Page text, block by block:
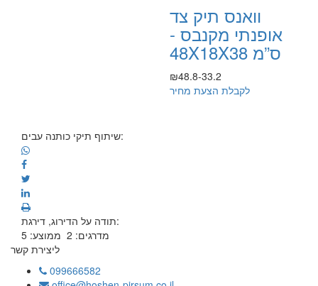
וואנס תיק צד
אופנתי מקנבס -
48X18X38 ס”מ
₪48.8-33.2
לקבלת הצעת מחיר
שיתוף תיקי כותנה עבים:
תודה על הדירוג, דירגת:
מדרגים: 2 ממוצע: 5
ליצירת קשר
099666582